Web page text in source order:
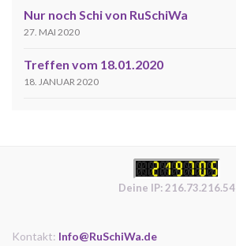
Nur noch Schi von RuSchiWa
27. MAI 2020
Treffen vom 18.01.2020
18. JANUAR 2020
Deine IP: 216.73.216.54
Kontakt: Info@RuSchiWa.de